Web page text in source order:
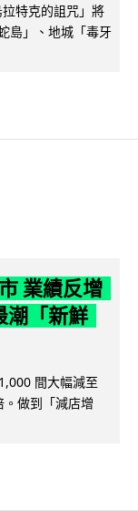
特克的詛咒」將
島」、地城「毒牙
業績反增
潮「新鮮
間大幅減至
做到「減店增